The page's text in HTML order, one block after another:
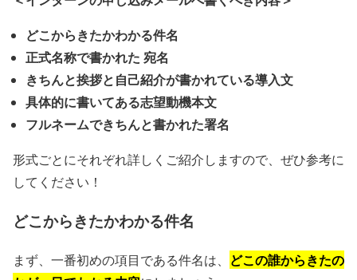
どこからきたかわかる件名
正式名称で書かれた 宛名
きちんと挨拶と自己紹介が書かれている導入文
具体的に書いてある志望動機本文
フルネームできちんと書かれた署名
形式ごとにそれぞれ詳しくご紹介しますので、ぜひ参考に
してください！
どこからきたかわかる件名
まず、一番初めの項目である件名は、 どこの誰からきたの